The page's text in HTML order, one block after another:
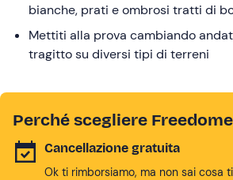
bianche, prati e ombrosi tratti di
Mettiti alla prova cambiando
tragitto su diversi tipi di terreni
Perché scegliere Freedome
Cancellazione gratuita
Ok ti rimborsiamo, ma non sai cosa